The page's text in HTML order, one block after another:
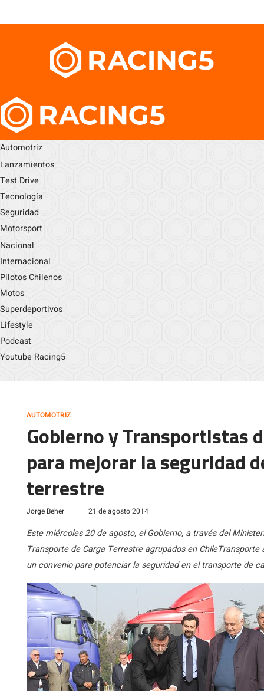
Automotriz
Lanzamientos
Test Drive
Tecnología
Seguridad
Motorsport
Nacional
Internacional
Pilotos Chilenos
Motos
Superdeportivos
Lifestyle
Podcast
Youtube Racing5
AUTOMOTRIZ
Gobierno y Transportistas
para mejorar la seguridad
terrestre
Jorge Beher | 21 de agosto 2014
Este miércoles 20 de agosto, el Gobierno, a través del
Transporte de Carga Terrestre agrupados en
un convenio para potenciar la seguridad en el transporte de